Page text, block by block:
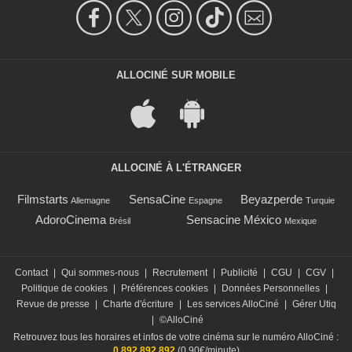
ALLOCINÉ SUR MOBILE
ALLOCINÉ À L'ÉTRANGER
Filmstarts Allemagne SensaCine Espagne Beyazperde Turquie
AdoroCinema Brésil Sensacine México Mexique
Contact | Qui sommes-nous | Recrutement | Publicité | CGU | CGV |
Politique de cookies | Préférences cookies | Données Personnelles |
Revue de presse
| Charte d'écriture | Les services AlloCiné | Gérer Utiq
| ©AlloCiné
Retrouvez tous les horaires et infos de votre cinéma sur le numéro AlloCiné :